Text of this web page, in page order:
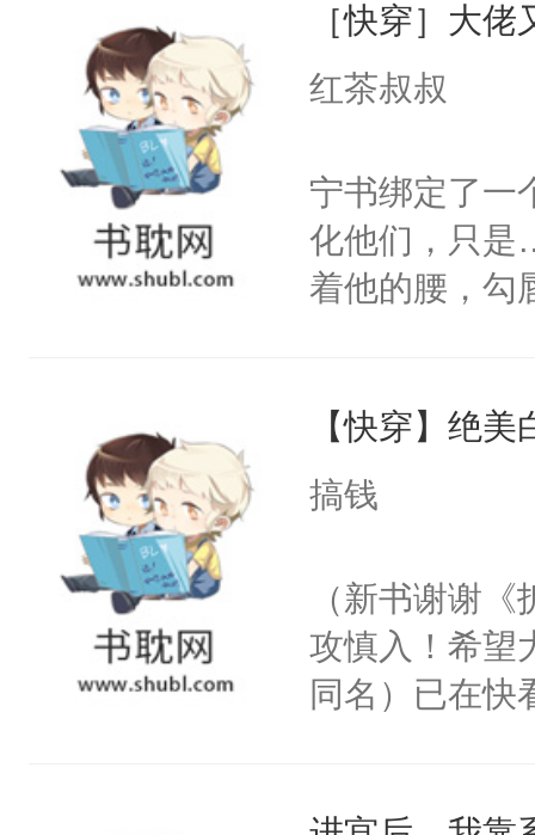
［快穿］大
红茶叔叔
宁书绑定了一
化他们，只是
着他的腰，勾
来，给老公
用力——为你
【快穿】绝
搞钱
（新书谢谢
攻慎入！希望
同名）已在快